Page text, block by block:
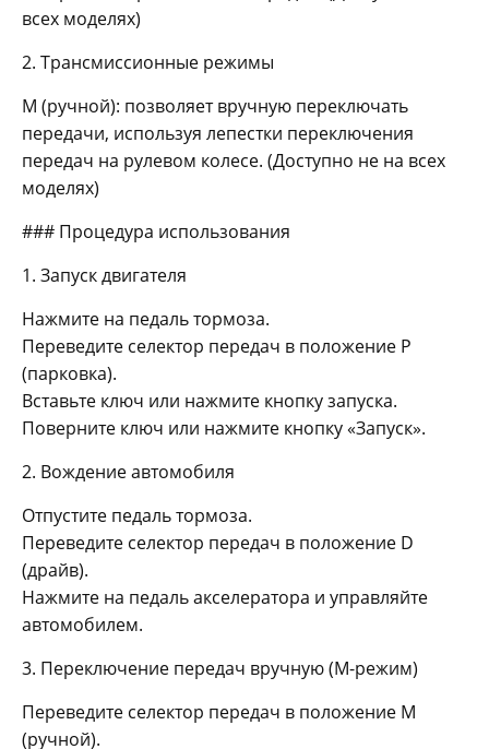
всех моделях)
2. Трансмиссионные режимы
М (ручной): позволяет вручную переключать
передачи, используя лепестки переключения
передач на рулевом колесе. (Доступно не на всех
моделях)
### Процедура использования
1. Запуск двигателя
Нажмите на педаль тормоза.
Переведите селектор передач в положение P
(парковка).
Вставьте ключ или нажмите кнопку запуска.
Поверните ключ или нажмите кнопку «Запуск».
2. Вождение автомобиля
Отпустите педаль тормоза.
Переведите селектор передач в положение D
(драйв).
Нажмите на педаль акселератора и управляйте
автомобилем.
3. Переключение передач вручную (М-режим)
Переведите селектор передач в положение М
(ручной).